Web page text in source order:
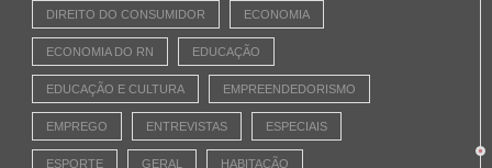
DIREITO DO CONSUMIDOR ECONOMIA
ECONOMIA DO RN EDUCAÇÃO
EDUCAÇÃO E CULTURA EMPREENDEDORISMO
EMPREGO ENTREVISTAS ESPECIAIS
ESPORTE GERAL HABITAÇÃO